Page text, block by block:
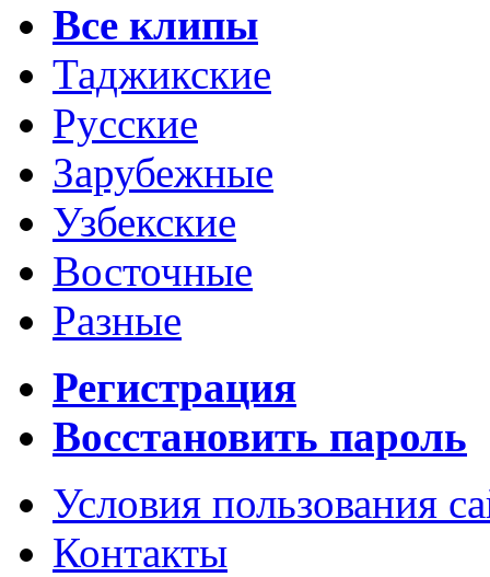
Все клипы
Таджикские
Русские
Зарубежные
Узбекские
Восточные
Разные
Регистрация
Восстановить пароль
Условия пользования
Контакты